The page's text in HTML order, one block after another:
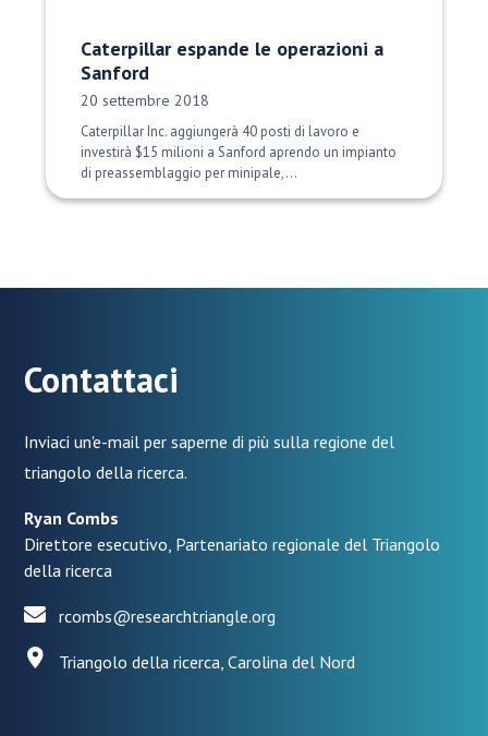
Caterpillar espande le operazioni a
Sanford
Data di pubblicazione:
20 settembre 2018
Caterpillar Inc. aggiungerà 40 posti di lavoro e
investirà $15 milioni a Sanford aprendo un impianto
di preassemblaggio per minipale,...
Contattaci
Inviaci un'e-mail per saperne di più sulla regione del
triangolo della ricerca.
Ryan Combs
Direttore esecutivo, Partenariato regionale del Triangolo
della ricerca
rcombs@researchtriangle.org
Triangolo della ricerca, Carolina del Nord